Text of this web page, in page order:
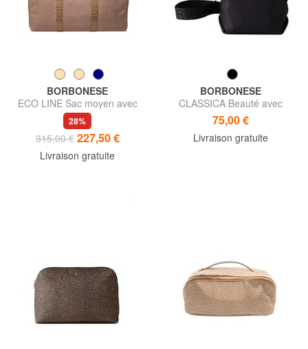
BORBONESE
ECO LINE Sac moyen avec
bandoulière
28%
315,00 € 227,50 €
Livraison gratuite
BORBONESE
CLASSICA Beauté avec
poignée
75,00 €
Livraison gratuite